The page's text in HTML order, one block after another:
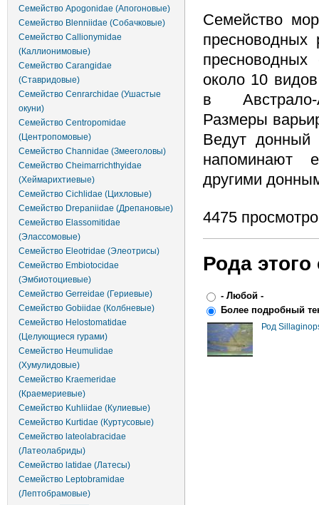
Семейство Apogonidae (Апогоновые)
Семейство Blenniidae (Собачковые)
Семейство Callionymidae
(Каллионимовые)
Семейство Carangidae
(Ставридовые)
Семейство Cenrarchidae (Ушастые
окуни)
Семейство Centropomidae
(Центропомовые)
Семейство Channidae (Змееголовы)
Семейство Cheimarrichthyidae
(Хеймарихтиевые)
Семейство Cichlidae (Цихловые)
Семейство Drepaniidae (Дрепановые)
Семейство Elassomitidae
(Элассомовые)
Семейство Eleotridae (Элеотрисы)
Семейство Embiotocidae
(Эмбиотоциевые)
Семейство Gerreidae (Гериевые)
Семейство Gobiidae (Колбневые)
Семейство Helostomatidae
(Целующиеся гурами)
Семейство Heumulidae
(Хумулидовые)
Семейство Kraemeridae
(Краемериевые)
Семейство Kuhliidae (Кулиевые)
Семейство Kurtidae (Куртусовые)
Семейство lateolabracidae
(Латеолабриды)
Семейство latidae (Латесы)
Семейство Leptobramidae
(Лептобрамовые)
Семейство
около 10
в Австрало-
Размеры
Ведут
напоминают
другими
4475
Рода
- Любой -
Более подробный
Род